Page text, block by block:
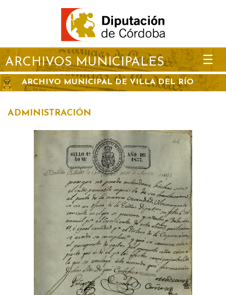
ARCHIVOS MUNICIPALES ☰
ARCHIVO MUNICIPAL DE VILLA DEL RÍO
ADMINISTRACIÓN